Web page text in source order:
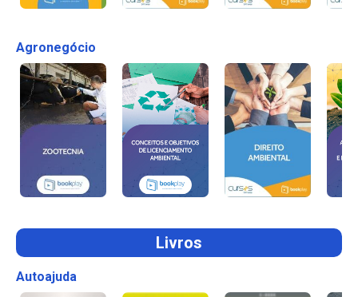
Agronegócio
Livros
Autoajuda